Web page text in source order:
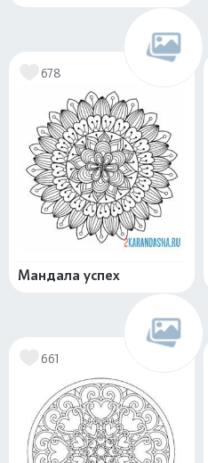
678
Мандала успех
661